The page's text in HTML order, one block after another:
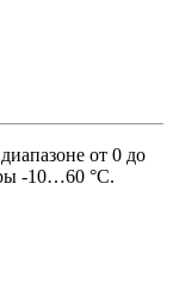
от 0 до
-10…60 °С.